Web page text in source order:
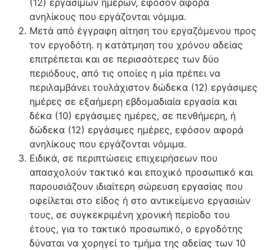
(12) εργασίμων ημερών, εφόσον αφορά
ανηλίκους που εργάζονται νόμιμα.
Μετά από έγγραφη αίτηση του εργαζόμενου προς
τον εργοδότη. η κατάτμηση του χρόνου αδείας
επιτρέπεται και σε περισσότερες των δύο
περιόδους, από τις οποίες η μία πρέπει να
περιλαμβάνει τουλάχιστον δώδεκα (12) εργάσιμες
ημέρες σε εξαήμερη εβδομαδιαία εργασία και
δέκα (10) εργάσιμες ημέρες, σε πενθήμερη, ή
δώδεκα (12) εργάσιμες ημέρες, εφόσον αφορά
ανηλίκους που εργάζονται νόμιμα.
Ειδικά, σε περιπτώσεις επιχειρήσεων που
απασχολούν τακτικό και εποχικό προσωπικό και
παρουσιάζουν ιδιαίτερη σώρευση εργασίας που
οφείλεται στο είδος ή στο αντικείμενο εργασιών
τους, σε συγκεκριμένη χρονική περίοδο του
έτους, για το τακτικό προσωπικό, ο εργοδότης
δύναται να χορηγεί το τμήμα της αδείας των 10